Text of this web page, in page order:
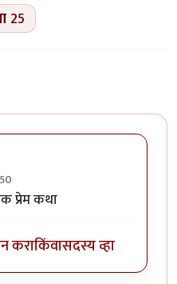
25
प्रेम कथा
कराकिंवासदस्य व्हा